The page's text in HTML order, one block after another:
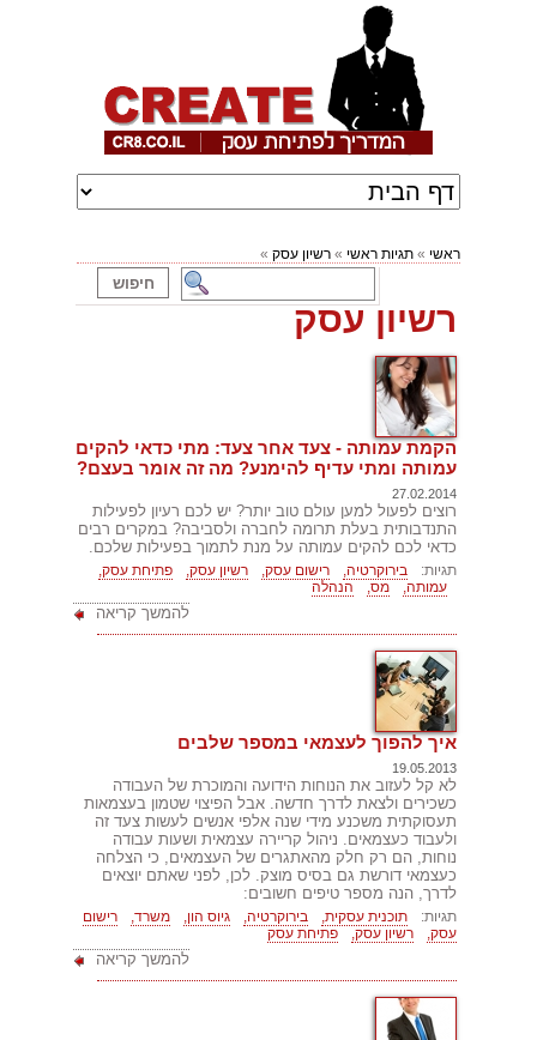
ראשי » תגיות ראשי » רשיון עסק »
רשיון עסק
הקמת עמותה - צעד אחר צעד: מתי כדאי להקים
עמותה ומתי עדיף להימנע? מה זה אומר בעצם?
27.02.2014
רוצים לפעול למען עולם טוב יותר? יש לכם רעיון לפעילות
התנדבותית בעלת תרומה לחברה ולסביבה? במקרים רבים
כדאי לכם להקים עמותה על מנת לתמוך בפעילות שלכם.
תגיות: בירוקרטיה, רישום עסק, רשיון עסק,
פתיחת עסק,
עמותה,
מס, הנהלה
להמשך קריאה
איך להפוך לעצמאי במספר שלבים
19.05.2013
לא קל לעזוב את הנוחות הידועה והמוכרת של העבודה
כשכירים ולצאת לדרך חדשה. אבל הפיצוי שטמון בעצמאות
תעסוקתית משכנע מידי שנה אלפי אנשים לעשות צעד זה
ולעבוד כעצמאים. ניהול קריירה עצמאית ושעות עבודה
נוחות, הם רק חלק מהאתגרים של העצמאים, כי הצלחה
כעצמאי דורשת גם בסיס מוצק. לכן, לפני שאתם יוצאים
לדרך, הנה מספר טיפים חשובים:
תגיות: תוכנית עסקית, בירוקרטיה, גיוס הון, משרד,
רישום
עסק,
רשיון עסק, פתיחת עסק
להמשך קריאה